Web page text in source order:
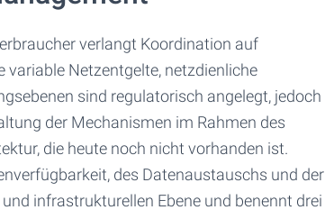
verlangt Koordination auf
Netzentgelte, netzdienliche
sind regulatorisch angelegt, jedoch
der Mechanismen im Rahmen des
die heute noch nicht vorhanden ist.
des Datenaustauschs und der
infrastrukturellen Ebene und benennt drei